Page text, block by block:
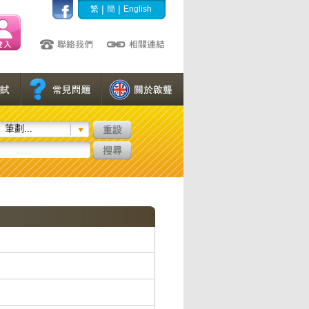
繁 | 簡 | English
筆劃...